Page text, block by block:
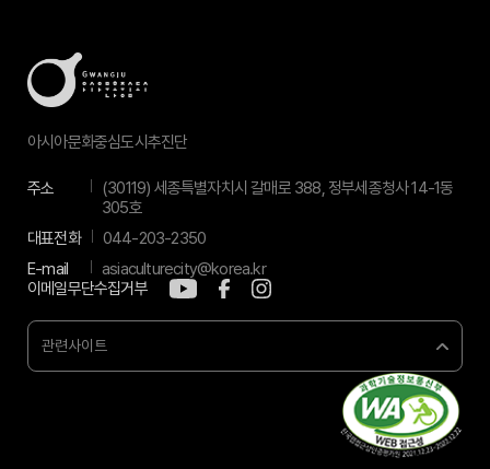
아시아문화중심도시추진단
주소
(30119) 세종특별자치시 갈매로 388, 정부세종청사 14-1동
305호
대표전화
044-203-2350
E-mail
asiaculturecity@korea.kr
이메일무단수집거부
관련사이트